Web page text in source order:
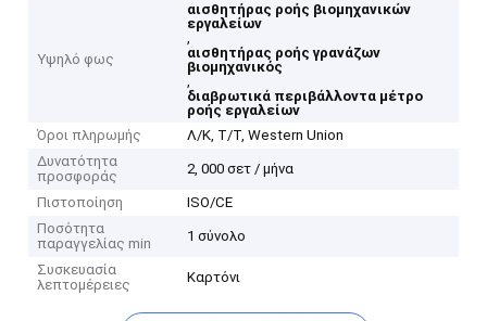
Υψηλό φως
αισθητήρας ροής βιομηχανικών
εργαλείων
,
αισθητήρας ροής γρανάζων
βιομηχανικός
,
διαβρωτικά περιβάλλοντα μέτρο
ροής εργαλείων
Όροι πληρωμής
Λ/Κ, Τ/Τ, Western Union
Δυνατότητα
προσφοράς
2, 000 σετ / μήνα
Πιστοποίηση
ISO/CE
Ποσότητα
παραγγελίας min
1 σύνολο
Συσκευασία
λεπτομέρειες
Καρτόνι